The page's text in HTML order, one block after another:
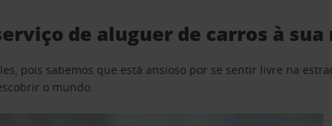
de aluguer de carros à sua
pois sabemos que está ansioso por se sentir livre na
o mundo.